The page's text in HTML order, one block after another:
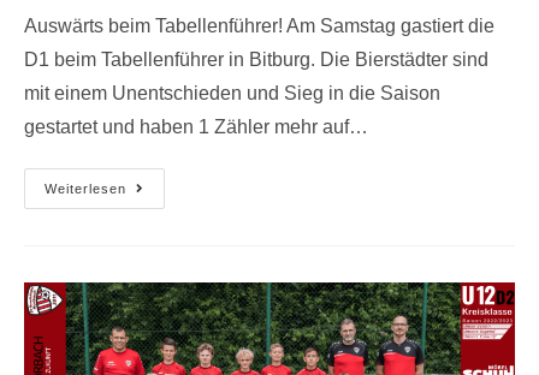
Auswärts beim Tabellenführer! Am Samstag gastiert die
D1 beim Tabellenführer in Bitburg. Die Bierstädter sind
mit einem Unentschieden und Sieg in die Saison
gestartet und haben 1 Zähler mehr auf…
Weiterlesen